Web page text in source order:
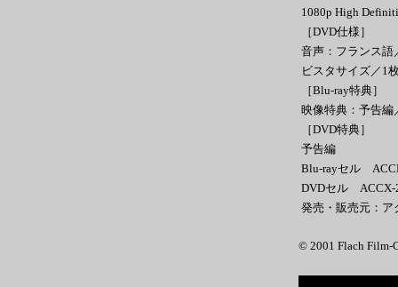
1080p High
［DVD仕様］
音声：フランス語
ビスタサイズ／1
［Blu-ray特典］
映像特典：予告編
［DVD特典］
予告編
Blu-rayセル
DVDセル ACCX-
発売・販売元：ア
© 2001 Flach